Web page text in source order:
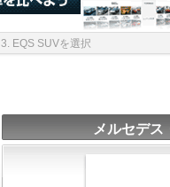
3. EQS SUVを選択
メルセデ